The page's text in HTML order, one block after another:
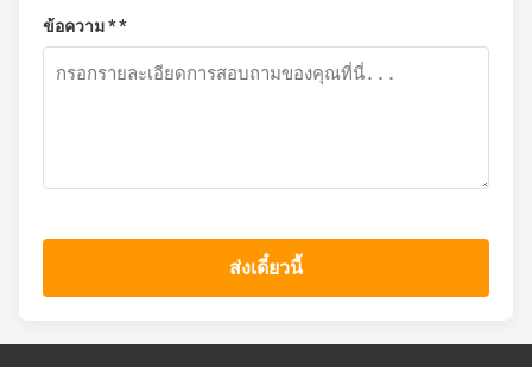
ข้อความ * *
ส่งเดี๋ยวนี้